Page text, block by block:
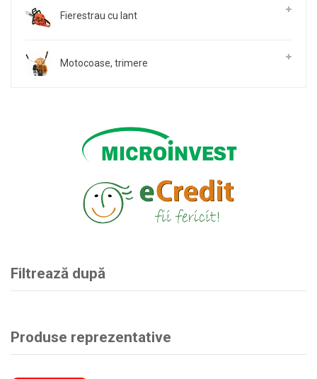
Fierestrau cu lant
Motocoase, trimere
Filtrează după
Produse reprezentative